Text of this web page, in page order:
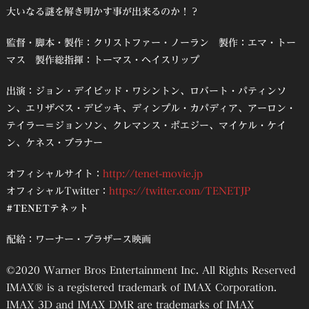
大いなる謎を解き明かす事が出来るのか！？
監督・脚本・製作：クリストファー・ノーラン 製作：エマ・トー
マス 製作総指揮：トーマス・ヘイスリップ
出演：ジョン・デイビッド・ワシントン、ロバート・パティンソ
ン、エリザベス・デビッキ、ディンプル・カパディア、アーロン・
テイラー＝ジョンソン、クレマンス・ポエジー、マイケル・ケイ
ン、ケネス・ブラナー
オフィシャルサイト： http://tenet-movie.jp
オフィシャルTwitter： https://twitter.com/TENETJP
#TENETテネット
配給：ワーナー・ブラザース映画
©2020 Warner Bros Entertainment Inc. All Rights Reserved
IMAX® is a registered trademark of IMAX Corporation.
IMAX 3D and IMAX DMR are trademarks of IMAX